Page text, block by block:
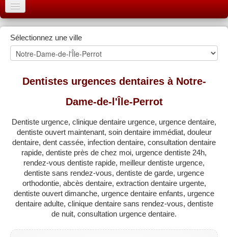
ACCUEIL
MONTRÉAL
QUÉBEC
LAVAL
ZONE DENTISTE▼
Sélectionnez une ville
Dentistes urgences dentaires à Notre-
Dame-de-l'Île-Perrot
Dentiste urgence, clinique dentaire urgence, urgence dentaire,
dentiste ouvert maintenant, soin dentaire immédiat, douleur
dentaire, dent cassée, infection dentaire, consultation dentaire
rapide, dentiste près de chez moi, urgence dentiste 24h,
rendez-vous dentiste rapide, meilleur dentiste urgence,
dentiste sans rendez-vous, dentiste de garde, urgence
orthodontie, abcès dentaire, extraction dentaire urgente,
dentiste ouvert dimanche, urgence dentaire enfants, urgence
dentaire adulte, clinique dentaire sans rendez-vous, dentiste
de nuit, consultation urgence dentaire.